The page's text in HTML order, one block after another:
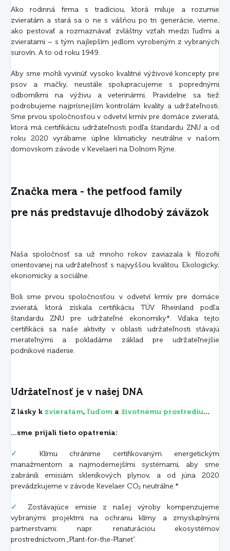
Ako rodinná firma s tradíciou, ktorá miluje a rozumie
zvieratám a stará sa o ne s vášňou po tri generácie, vieme,
ako pestovať a rozmaznávať zvláštny vzťah medzi ľuďmi a
zvieratami – s tým najlepším jedlom vyrobeným z vybraných
surovín. A to od roku 1949.
Aby sme mohli vyvinúť vysoko kvalitné výživové koncepty pre
psov a mačky, neustále spolupracujeme s poprednými
odborníkmi na výživu a veterinármi. Pravidelne sa tiež
podrobujeme najprísnejším kontrolám kvality a udržateľnosti.
Sme prvou spoločnosťou v odvetví krmív pre domáce zvieratá,
ktorá má certifikáciu udržateľnosti podľa štandardu ZNU a od
roku 2020 vyrábame úplne klimaticky neutrálne v našom
domovskom závode v Kevelaeri na Dolnom Rýne.
Značka mera - the petfood family
pre nás predstavuje dlhodobý záväzok
Naša spoločnosť sa už mnoho rokov zaviazala k filozofii
orientovanej na udržateľnosť s najvyššou kvalitou. Ekologicky,
ekonomicky a sociálne.
Boli sme prvou spoločnosťou v odvetví krmív pre domáce
zvieratá, ktorá získala certifikáciu TÜV Rheinland podľa
štandardu ZNU pre udržateľné ekonomiky*. Vďaka tejto
certifikácii sa naše aktivity v oblasti udržateľnosti stávajú
merateľnými a pokladáme základ pre udržateľnejšie
podnikové riadenie.
Udržateľnosť je v našej DNA
Z lásky k zvieratám, ľuďom a životnému prostrediu...
...sme prijali tieto opatrenia:
✓
Klímu chránime certifikovaným energetickým
manažmentom a najmodernejšími systémami, aby sme
zabránili emisiám skleníkových plynov, a od júna 2020
prevádzkujeme v závode Kevelaer CO₂ neutrálne.*
✓ Zostávajúce emisie z našej výroby kompenzujeme
vybranými projektmi na ochranu klímy a zmysluplnými
partnerstvami: napr. renaturáciou ekosystémov
prostredníctvom „Plant-for-the-Planet“.